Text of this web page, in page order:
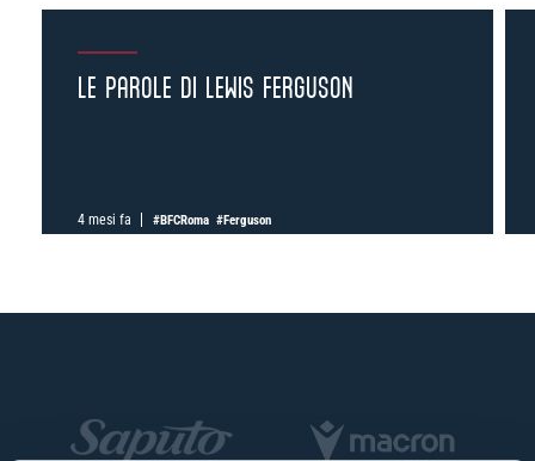
LE PAROLE DI LEWIS FERGUSON
4 mesi fa #BFCRoma #Ferguson